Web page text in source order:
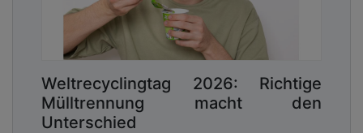
Weltrecyclingtag 2026: Richtige
Mülltrennung macht den
Unterschied